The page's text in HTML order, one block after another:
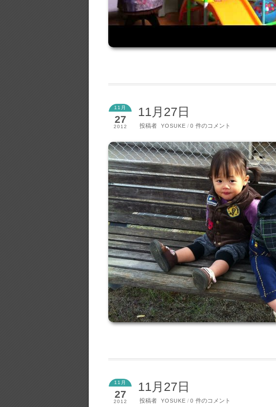
11月
27
2012
11月27日
投稿者 YOSUKE / 0 件のコメント
11月
27
2012
11月27日
投稿者 YOSUKE / 0 件のコメント